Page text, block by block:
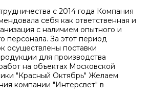
с 2014 года Компания
себя как ответственная и
с наличием опытного и
персонала. За этот период
осуществлены поставки
для производства
на объектах Московской
"Красный Октябрь" Желаем
компании "Интерсвет" в